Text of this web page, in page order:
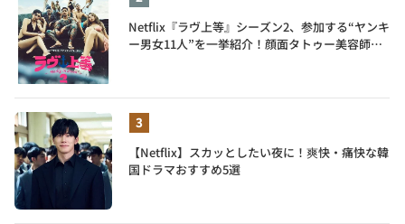
Netflix『ラヴ上等』シーズン2、参加する“ヤンキ
ー男女11人”を一挙紹介！顔面タトゥー美容師、
【Netflix】スカッとしたい夜に！爽快・痛快な韓
国ドラマおすすめ5選